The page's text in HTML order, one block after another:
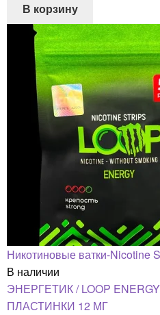
В корзину
Никотиновые ватки-Nicotine
В наличии
ЭНЕРГЕТИК / LOOP
ПЛАСТИНКИ 12 МГ